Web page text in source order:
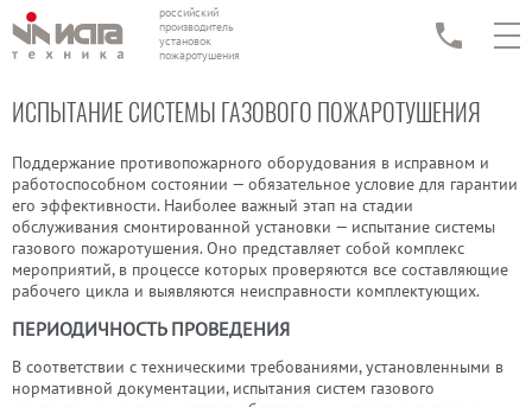
российский
производитель
установок
пожаротушения
ИСПЫТАНИЕ СИСТЕМЫ ГАЗОВОГО ПОЖАРОТУШЕНИЯ
Поддержание противопожарного оборудования в исправном и
работоспособном состоянии — обязательное условие для гарантии
его эффективности. Наиболее важный этап на стадии
обслуживания смонтированной установки — испытание системы
газового пожаротушения. Оно представляет собой комплекс
мероприятий, в процессе которых проверяются все составляющие
рабочего цикла и выявляются неисправности комплектующих.
ПЕРИОДИЧНОСТЬ ПРОВЕДЕНИЯ
В соответствии с техническими требованиями, установленными в
нормативной документации, испытания систем газового